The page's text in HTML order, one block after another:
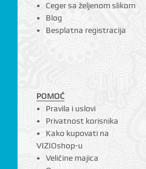
Ceger sa željenom slikom
Blog
Besplatna registracija
POMOĆ
Pravila i uslovi
Privatnost korisnika
Kako kupovati na
VIZIOshop-u
Veličine majica